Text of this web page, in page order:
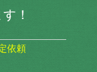
！
依頼